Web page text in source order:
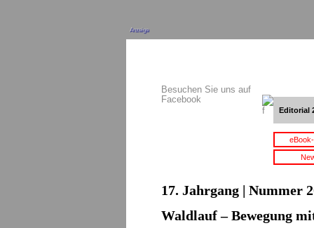
Anzeige
Besuchen Sie uns auf
Facebook
Editorial
17. Jahrgang | Nummer
Waldlauf – Bewegung